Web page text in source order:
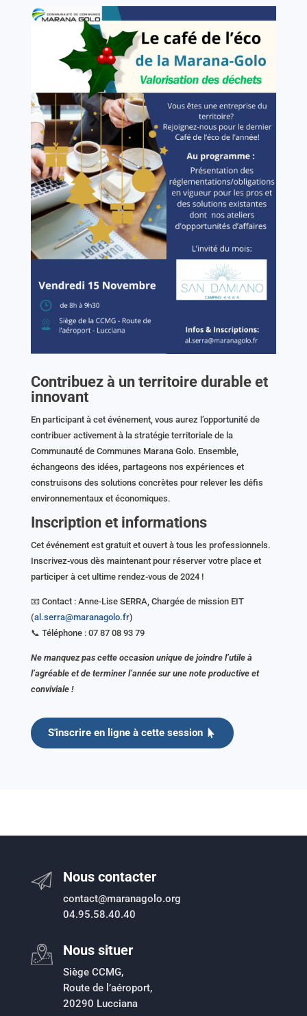
Contribuez à un territoire durable et
innovant
En participant à cet événement, vous aurez l’opportunité de
contribuer activement à la stratégie territoriale de la
Communauté de Communes Marana Golo. Ensemble,
échangeons des idées, partageons nos expériences et
construisons des solutions concrètes pour relever les défis
environnementaux et économiques.
Inscription et informations
Cet événement est gratuit et ouvert à tous les professionnels.
Inscrivez-vous dès maintenant pour réserver votre place et
participer à cet ultime rendez-vous de 2024 !
📧 Contact : Anne-Lise SERRA, Chargée de mission EIT
(al.serra@maranagolo.fr)
📞 Téléphone : 07 87 08 93 79
Ne manquez pas cette occasion unique de joindre l’utile à
l’agréable et de terminer l’année sur une note productive et
conviviale !
S'inscrire en ligne à cette session
Nous contacter
contact@maranagolo.org
04.95.58.40.40
Nous situer
Siège CCMG,
Route de l’aéroport,
20290 Lucciana